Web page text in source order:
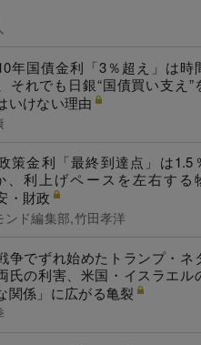
年国債金利「3％超え」は時
それでも日銀“国債買い支え”
いけない理由
策金利「最終到達点」は1.5
、利上げペースを左右する
・財政
ンド編集部,竹田孝洋
争でずれ始めたトランプ・ネ
氏の利害、米国・イスラエル
関係」に広がる亀裂